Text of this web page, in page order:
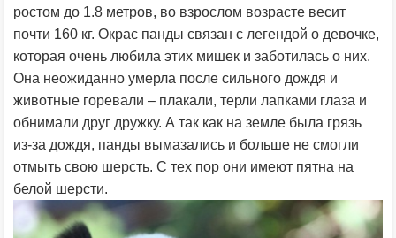
ростом до 1.8 метров, во взрослом возрасте весит
почти 160 кг. Окрас панды связан с легендой о девочке,
которая очень любила этих мишек и заботилась о них.
Она неожиданно умерла после сильного дождя и
животные горевали – плакали, терли лапками глаза и
обнимали друг дружку. А так как на земле была грязь
из-за дождя, панды вымазались и больше не смогли
отмыть свою шерсть. С тех пор они имеют пятна на
белой шерсти.